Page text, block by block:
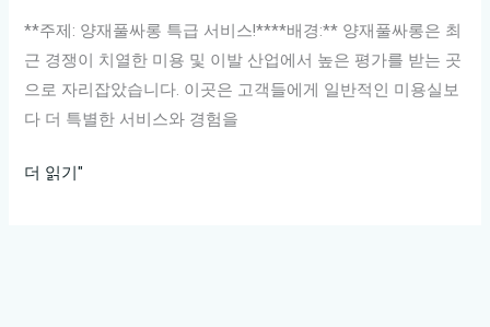
**주제: 양재풀싸롱 특급 서비스!****배경:** 양재풀싸롱은 최
근 경쟁이 치열한 미용 및 이발 산업에서 높은 평가를 받는 곳
으로 자리잡았습니다. 이곳은 고객들에게 일반적인 미용실보
다 더 특별한 서비스와 경험을
양
더 읽기"